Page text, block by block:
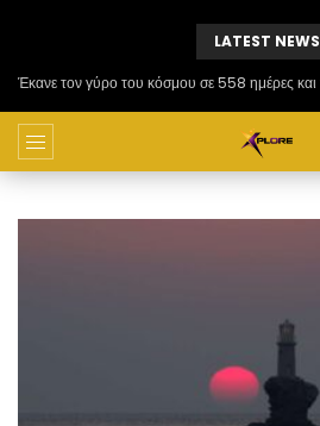
LATEST NEWS